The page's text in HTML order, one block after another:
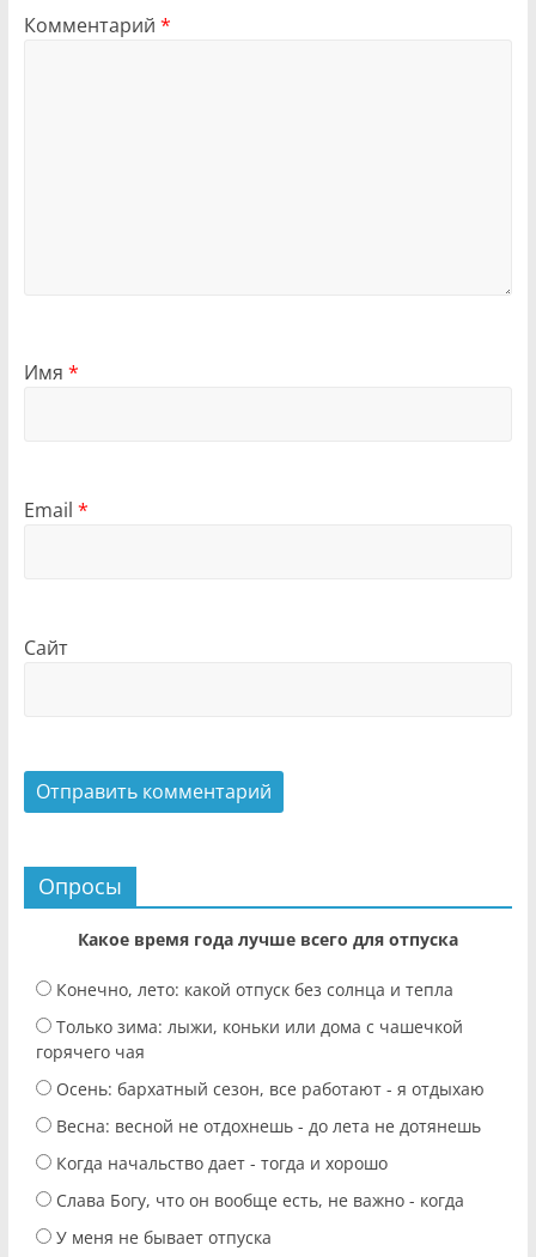
Комментарий *
Имя *
Email *
Сайт
Опросы
Какое время года лучше всего для отпуска
Конечно, лето: какой отпуск без солнца и тепла
Только зима: лыжи, коньки или дома с чашечкой
горячего чая
Осень: бархатный сезон, все работают - я отдыхаю
Весна: весной не отдохнешь - до лета не дотянешь
Когда начальство дает - тогда и хорошо
Слава Богу, что он вообще есть, не важно - когда
У меня не бывает отпуска